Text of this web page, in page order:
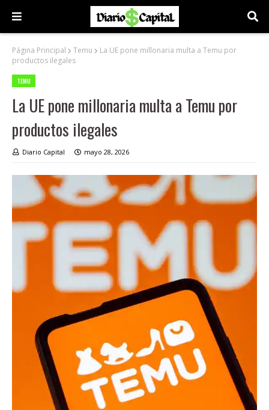
Página Principal Temu
La UE pone millonaria multa a Temu por
productos ilegales
TEMU
La UE pone millonaria multa a Temu por
productos ilegales
Diario Capital mayo 28, 2026